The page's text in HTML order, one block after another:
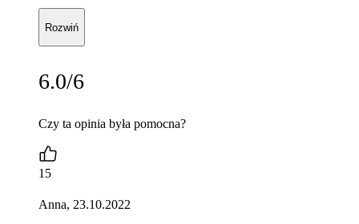
Rozwiń
6.0/6
Czy ta opinia była pomocna?
15
Anna, 23.10.2022